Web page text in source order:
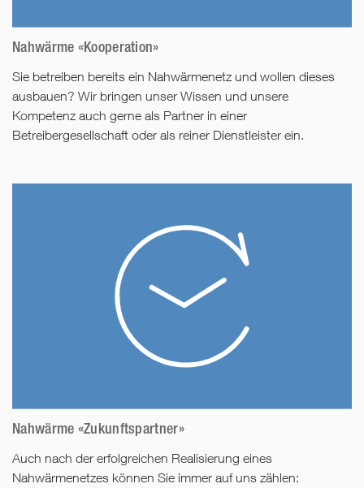
Wärmenetze
wir
nachhaltige
Systemoptimierung,
zuverlässige
Energiedatenerfassung,
Datenerfassung
-
analyse.
bieten
Messkonzepte
und
die
des
Wärmenetzes
optimierte
Regelstrategien.
mit
Konzeptentwicklung,
der
Kundenakquise
und
Nahwärme «Kooperation»
Sie betreiben bereits ein Nahwärmenetz und wollen dieses
ausbauen? Wir bringen unser Wissen und unsere
Kompetenz auch gerne als Partner in einer
Betreibergesellschaft oder als reiner Dienstleister ein.
Nahwärme «Zukunftspartner»
Auch nach der erfolgreichen Realisierung eines
Nahwärmenetzes können Sie immer auf uns zählen: